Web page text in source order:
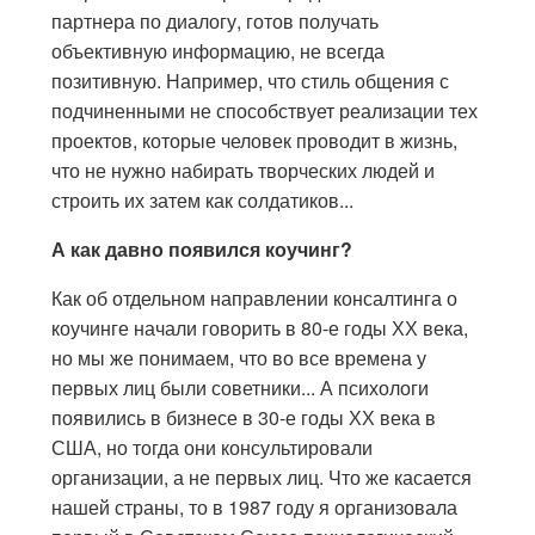
партнера по диалогу, готов получать
объективную информацию, не всегда
позитивную. Например, что стиль общения с
подчиненными не способствует реализации тех
проектов, которые человек проводит в жизнь,
что не нужно набирать творческих людей и
строить их затем как солдатиков...
А как давно появился коучинг?
Как об отдельном направлении консалтинга о
коучинге начали говорить в 80-е годы ХХ века,
но мы же понимаем, что во все времена у
первых лиц были советники... А психологи
появились в бизнесе в 30-е годы ХХ века в
США, но тогда они консультировали
организации, а не первых лиц. Что же касается
нашей страны, то в 1987 году я организовала